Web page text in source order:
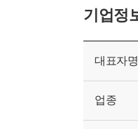
기업정
대표자명
업종